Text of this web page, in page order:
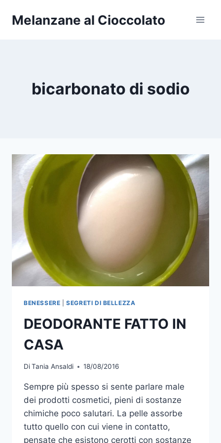
Melanzane al Cioccolato
bicarbonato di sodio
BENESSERE |SEGRETI DI BELLEZZA
DEODORANTE FATTO IN
CASA
DiTania Ansaldi 18/08/2016
Sempre più spesso si sente parlare male
dei prodotti cosmetici, pieni di sostanze
chimiche poco salutari. La pelle assorbe
tutto quello con cui viene in contatto,
pensate che esistono cerotti con sostanze